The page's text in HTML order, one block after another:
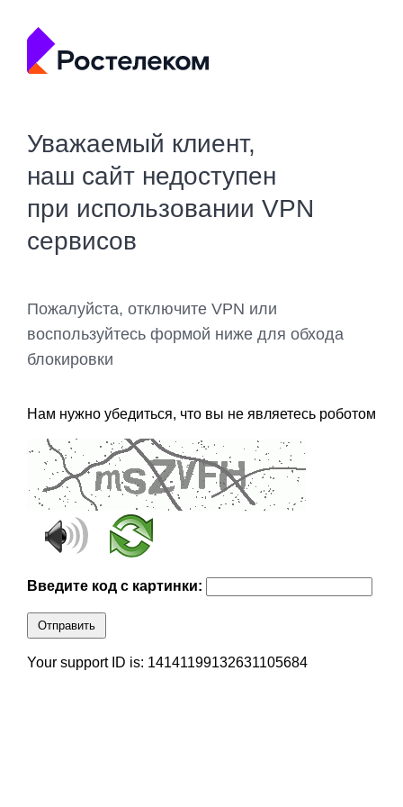
Уважаемый клиент,
наш сайт недоступен
при использовании VPN
сервисов
Пожалуйста, отключите VPN или
воспользуйтесь формой ниже для обхода
блокировки
Нам нужно убедиться, что вы не являетесь роботом
Введите код с картинки:
Отправить
Your support ID is: 14141199132631105684